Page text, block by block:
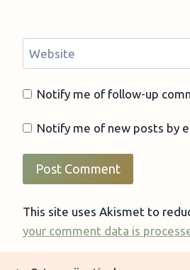
Website
Notify me of follow-up
Notify me of new posts by
This site uses Akismet to
your comment data is